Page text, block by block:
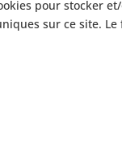
pour stocker
sur ce site.